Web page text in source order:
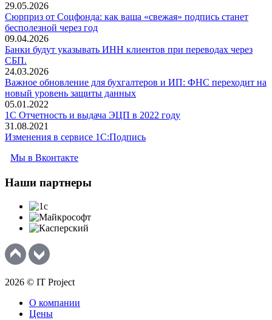
29.05.2026
Сюрприз от Соцфонда: как ваша «свежая» подпись станет
бесполезной через год
09.04.2026
Банки будут указывать ИНН клиентов при переводах через
СБП.
24.03.2026
Важное обновление для бухгалтеров и ИП: ФНС переходит на
новый уровень защиты данных
05.01.2022
1С Отчетность и выдача ЭЦП в 2022 году
31.08.2021
Изменения в сервисе 1C:Подпись
Мы в Вконтакте
Наши партнеры
2026 © IT Project
О компании
Цены